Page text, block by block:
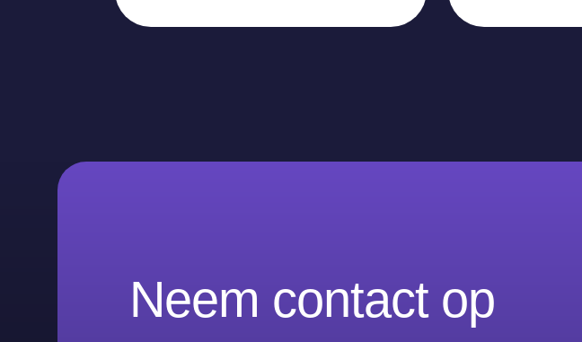
Neem contact op